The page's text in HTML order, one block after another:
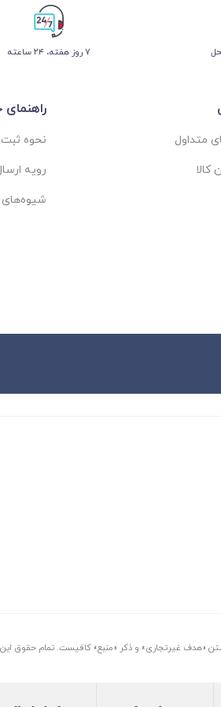
۷ روز ﻫﻔﺘﻪ، ۲۴ ﺳﺎﻋﺘﻪ
متداول
کالا
راهنمای
نحوه
رویه
شیوه‌های
«هدف غیرتجاری» و ذکر «منبع» کافیست. تمام حقوق